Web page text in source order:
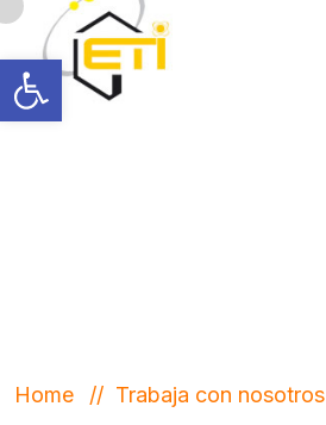
Abrir barra de herramientas
Home Trabaja con nosotros